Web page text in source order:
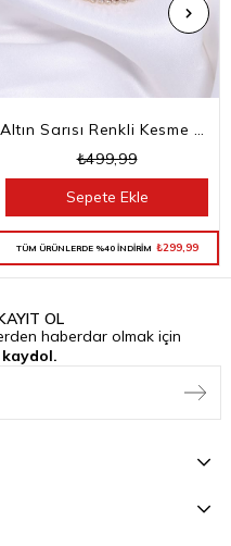
Altın Sarısı Renkli Kesme Baget Taşlı Su Yolu Bileklik
₺499,99
TÜM ÜRÜNLERDE %40 İNDİRİM ₺299,99
Sepete Ekle
OL
haberdar olmak için
kaydol.